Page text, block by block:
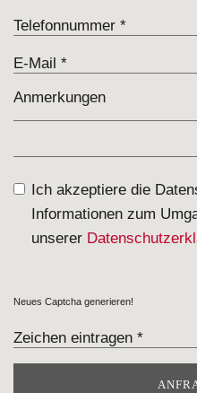
Ich akzeptiere die
Informationen zum
unserer
Neues Captcha generieren!